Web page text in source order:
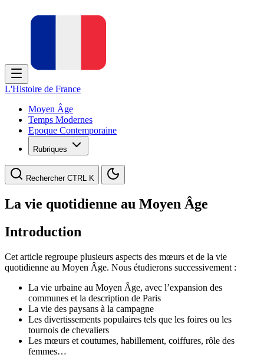
L'Histoire de France
Moyen Âge
Temps Modernes
Epoque Contemporaine
Rubriques
Rechercher CTRL K
La vie quotidienne au Moyen Âge
Introduction
Cet article regroupe plusieurs aspects des mœurs et de la vie
quotidienne au Moyen Âge. Nous étudierons successivement :
La vie urbaine au Moyen Âge, avec l’expansion des
communes et la description de Paris
La vie des paysans à la campagne
Les divertissements populaires tels que les foires ou les
tournois de chevaliers
Les mœurs et coutumes, habillement, coiffures, rôle des
femmes…